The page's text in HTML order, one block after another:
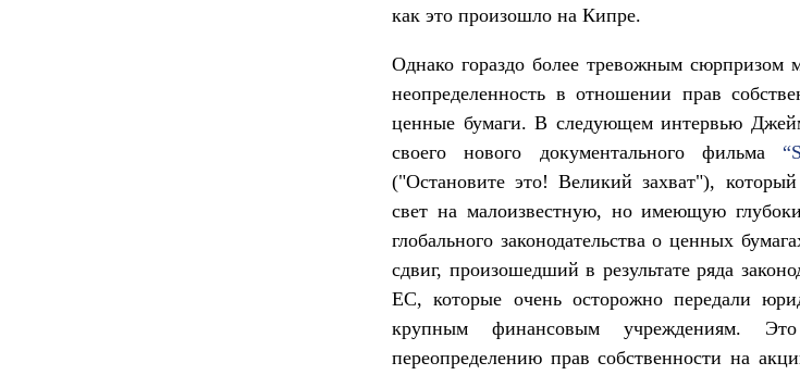
как это произошло на Кипре.
Однако гораздо более тревожным сюрпризом
неопределенность в отношении прав
ценные бумаги. В следующем интервью
своего нового документального фильма
("Остановите это! Великий захват"),
свет на малоизвестную, но имеющую
глобального законодательства о ценных
сдвиг, произошедший в результате ряда
ЕС, которые очень осторожно передали
крупным финансовым учреждениям.
переопределению прав собственности на